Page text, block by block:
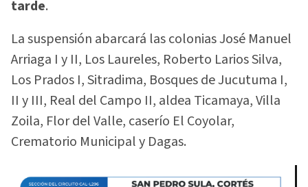
tarde.
La suspensión abarcará las colonias José Manuel
Arriaga I y II, Los Laureles, Roberto Larios Silva,
Los Prados I, Sitradima, Bosques de Jucutuma I,
II y III, Real del Campo II, aldea Ticamaya, Villa
Zoila, Flor del Valle, caserío El Coyolar,
Crematorio Municipal y Dagas.